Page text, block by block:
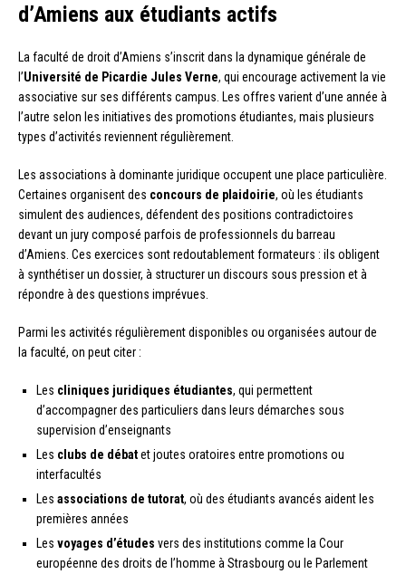
d’Amiens aux étudiants actifs
La faculté de droit d’Amiens s’inscrit dans la dynamique générale de
l’Université de Picardie Jules Verne, qui encourage activement la vie
associative sur ses différents campus. Les offres varient d’une année à
l’autre selon les initiatives des promotions étudiantes, mais plusieurs
types d’activités reviennent régulièrement.
Les associations à dominante juridique occupent une place particulière.
Certaines organisent des concours de plaidoirie, où les étudiants
simulent des audiences, défendent des positions contradictoires
devant un jury composé parfois de professionnels du barreau
d’Amiens. Ces exercices sont redoutablement formateurs : ils obligent
à synthétiser un dossier, à structurer un discours sous pression et à
répondre à des questions imprévues.
Parmi les activités régulièrement disponibles ou organisées autour de
la faculté, on peut citer :
Les cliniques juridiques étudiantes, qui permettent
d’accompagner des particuliers dans leurs démarches sous
supervision d’enseignants
Les clubs de débatet joutes oratoires entre promotions ou
interfacultés
Les associations de tutorat, où des étudiants avancés aident les
premières années
Les voyages d’études vers des institutions comme la Cour
européenne des droits de l’homme à Strasbourg ou le Parlement